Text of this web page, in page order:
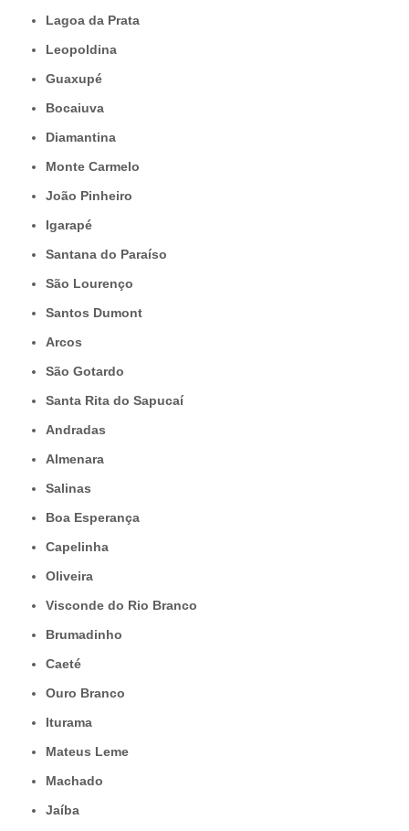
Lagoa da Prata
Leopoldina
Guaxupé
Bocaiuva
Diamantina
Monte Carmelo
João Pinheiro
Igarapé
Santana do Paraíso
São Lourenço
Santos Dumont
Arcos
São Gotardo
Santa Rita do Sapucaí
Andradas
Almenara
Salinas
Boa Esperança
Capelinha
Oliveira
Visconde do Rio Branco
Brumadinho
Caeté
Ouro Branco
Iturama
Mateus Leme
Machado
Jaíba